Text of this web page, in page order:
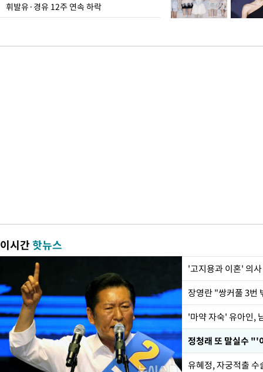
휘발유·경유 12주 연속 하락
이시간핫뉴스
'고지용과 이혼' 의
'마약 자숙' 유아인,
정청래 또 말실수
유혜정, 자궁적출